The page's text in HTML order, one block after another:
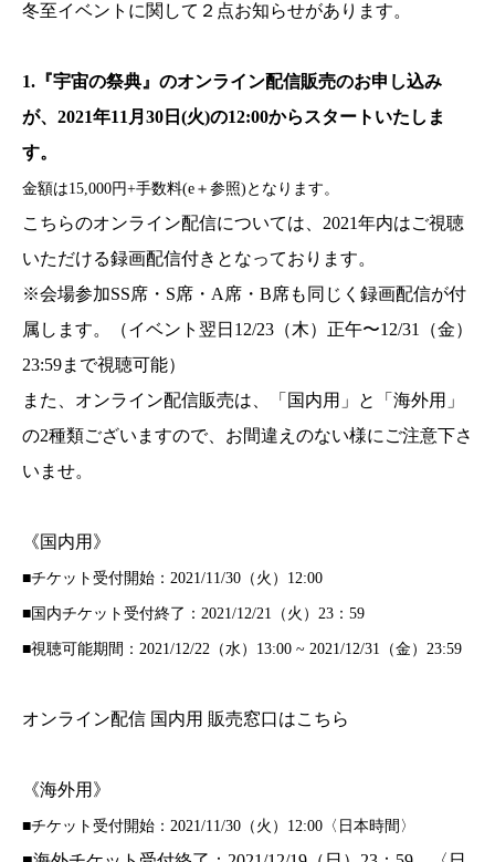
冬至イベントに関して２点お知らせがあります。
1.『宇宙の祭典』のオンライン配信販売のお申し込み
が、2021年11月30日(火)の12:00からスタートいたしま
す。
金額は15,000円+手数料(e＋参照)となります。
こちらのオンライン配信については、2021年内はご視聴
いただける録画配信付きとなっております。
※会場参加SS席・S席・A席・B席も同じく録画配信が付
属します。（イベント翌日12/23（木）正午〜12/31（金）
23:59まで視聴可能）
また、オンライン配信販売は、「国内用」と「海外用」
の2種類ございますので、お間違えのない様にご注意下さ
いませ。
《国内用》
■チケット受付開始：2021/11/30（火）12:00
■国内チケット受付終了：2021/12/21（火）23：59
■視聴可能期間：2021/12/22（水）13:00 ~ 2021/12/31（金）23:59
オンライン配信 国内用 販売窓口はこちら
《海外用》
■チケット受付開始：2021/11/30（火）12:00〈日本時間〉